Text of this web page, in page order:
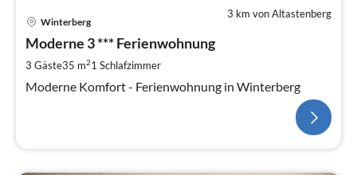
3 km von Altastenberg
Winterberg
Moderne 3 *** Ferienwohnung
3 Gäste35 m21 Schlafzimmer
Moderne Komfort - Ferienwohnung in Winterberg